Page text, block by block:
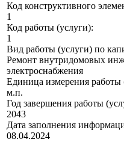
Код конструктивного
1
Код работы (услуги):
1
Вид работы (услуги) по
Ремонт внутридомовых
электроснабжения
Единица измерения работы
м.п.
Год завершения работы
2043
Дата заполнения
08.04.2024